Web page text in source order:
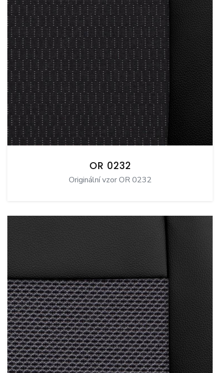
OR 0232
Originální vzor OR 0232